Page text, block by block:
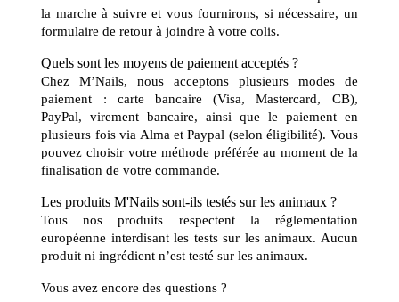
la marche à suivre et vous fournirons, si nécessaire, un
formulaire de retour à joindre à votre colis.
Quels sont les moyens de paiement acceptés ?
Chez M’Nails, nous acceptons plusieurs modes de
paiement : carte bancaire (Visa, Mastercard, CB),
PayPal, virement bancaire, ainsi que le paiement en
plusieurs fois via Alma et Paypal (selon éligibilité). Vous
pouvez choisir votre méthode préférée au moment de la
finalisation de votre commande.
Les produits M'Nails sont-ils testés sur les animaux ?
Tous nos produits respectent la réglementation
européenne interdisant les tests sur les animaux. Aucun
produit ni ingrédient n’est testé sur les animaux.
Vous avez encore des questions ?